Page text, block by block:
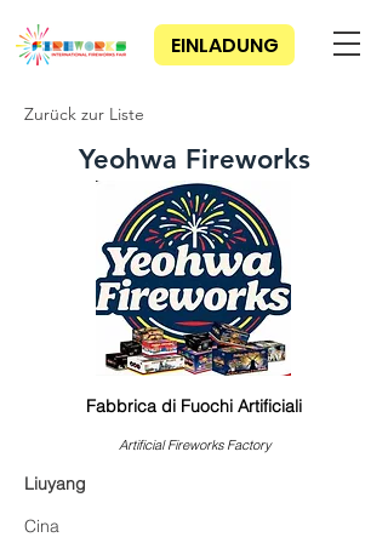
EINLADUNG
Zurück zur Liste
Yeohwa Fireworks
Fabbrica di Fuochi Artificiali
Artificial Fireworks Factory
Liuyang
Cina